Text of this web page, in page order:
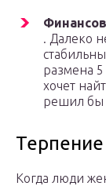
. Далеко
размена
хочет
решил бы
Когда люди